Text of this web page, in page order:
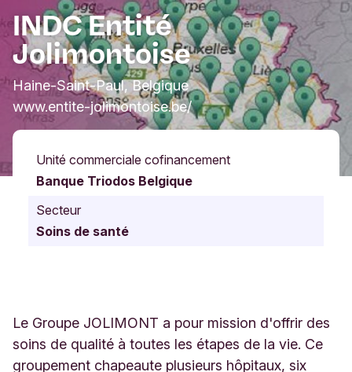
INDC Entité
Jolimontoise
Haine-Saint-Paul, Belgique
www.entite-jolimontoise.be/
Unité commerciale cofinancement
Banque Triodos Belgique
Secteur
Soins de santé
Le Groupe JOLIMONT a pour mission d'offrir des
soins de qualité à toutes les étapes de la vie. Ce
groupement chapeaute plusieurs hôpitaux, six